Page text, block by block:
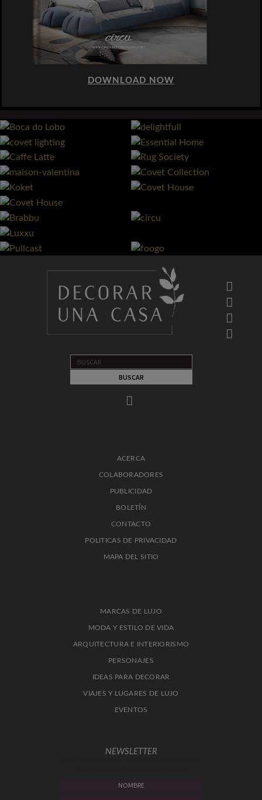
DOWNLOAD NOW
ACERCA
COLABORADORES
PUBLICIDAD
BOLETÍN
CONTACTO
POLITICAS DE PRIVACIDAD
MAPA DEL SITIO
MARCAS DE LUJO
MODA Y ESTILO DE VIDA
ARQUITECTURA E INTERIORISMO
PERSONAJES
IDEAS PARA DECORAR
VIAJES Y LUGARES DE LUJO
EVENTOS
NEWSLETTER